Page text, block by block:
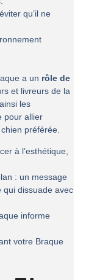
qu’il ne
a un rôle de
et livreurs de la
les
pour allier
préférée.
à l’esthétique,
: un message
qui dissuade avec
informe
votre Braque